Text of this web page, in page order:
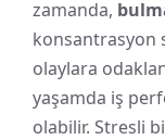
zamanda,
konsantrasyon
olaylara
yaşamda iş
olabilir. Stresli